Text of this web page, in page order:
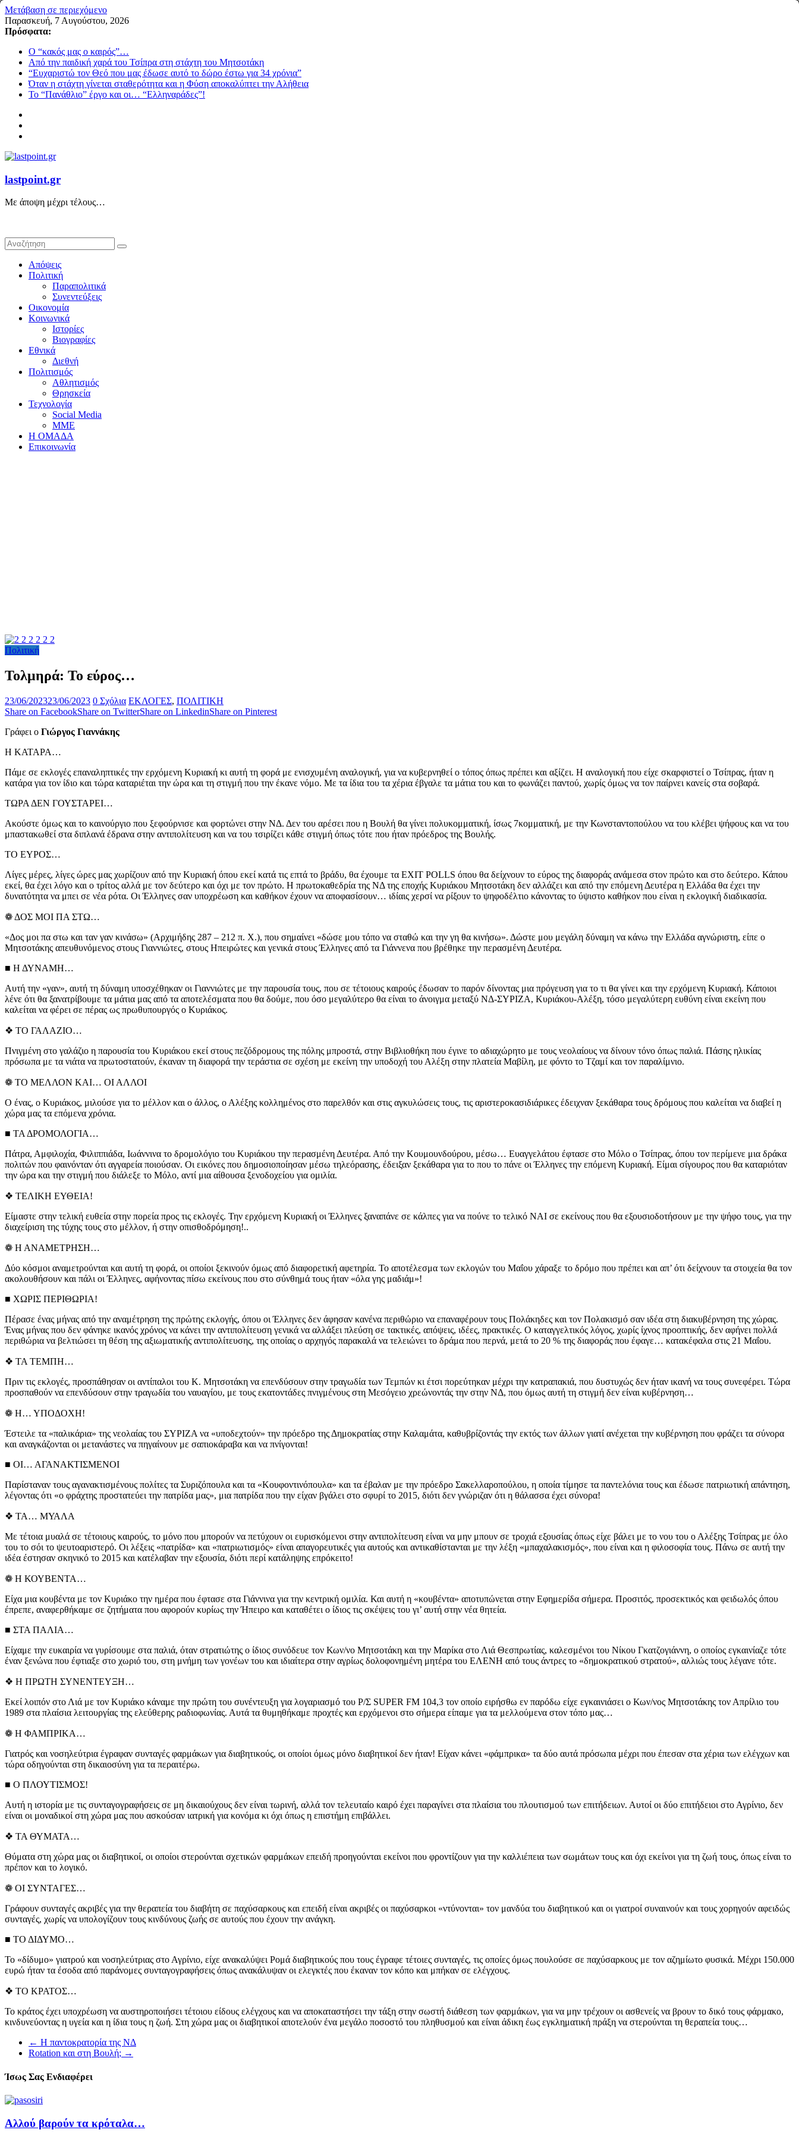
Μετάβαση σε περιεχόμενο
Παρασκευή, 7 Αυγούστου, 2026
Πρόσφατα:
Ο “κακός μας ο καιρός”…
Από την παιδική χαρά του Τσίπρα στη στάχτη του Μητσοτάκη
“Ευχαριστώ τον Θεό που μας έδωσε αυτό το δώρο έστω για 34 χρόνια”
Όταν η στάχτη γίνεται σταθερότητα και η Φύση αποκαλύπτει την Αλήθεια
Το “Πανάθλιο” έργο και οι… “Ελληναράδες”!
lastpoint.gr
Με άποψη μέχρι τέλους…
Απόψεις
Πολιτική
Παραπολιτικά
Συνεντεύξεις
Οικονομία
Κοινωνικά
Ιστορίες
Βιογραφίες
Εθνικά
Διεθνή
Πολιτισμός
Αθλητισμός
Θρησκεία
Τεχνολογία
Social Media
ΜΜΕ
Η ΟΜΑΔΑ
Επικοινωνία
Πολιτική
Τολμηρά: Το εύρος…
23/06/202323/06/2023 0 Σχόλια ΕΚΛΟΓΕΣ, ΠΟΛΙΤΙΚΗ
Share on FacebookShare on TwitterShare on LinkedinShare on Pinterest
Γράφει ο Γιώργος Γιαννάκης
Η ΚΑΤΑΡΑ…
Πάμε σε εκλογές επαναληπτικές την ερχόμενη Κυριακή κι αυτή τη φορά με ενισχυμένη αναλογική, για να κυβερνηθεί ο τόπος όπως πρέπει και αξίζει. Η αναλογική που είχε σκαρφιστεί ο Τσίπρας, ήταν η
κατάρα για τον ίδιο και τώρα καταριέται την ώρα και τη στιγμή που την έκανε νόμο. Με τα ίδια του τα χέρια έβγαλε τα μάτια του και το φωνάζει παντού, χωρίς όμως να τον παίρνει κανείς στα σοβαρά.
ΤΩΡΑ ΔΕΝ ΓΟΥΣΤΑΡΕΙ…
Ακούστε όμως και το καινούργιο που ξεφούρνισε και φορτώνει στην ΝΔ. Δεν του αρέσει που η Βουλή θα γίνει πολυκομματική, ίσως 7κομματική, με την Κωνσταντοπούλου να του κλέβει ψήφους και να του
μπαστακωθεί στα διπλανά έδρανα στην αντιπολίτευση και να του τσιρίζει κάθε στιγμή όπως τότε που ήταν πρόεδρος της Βουλής.
ΤΟ ΕΥΡΟΣ…
Λίγες μέρες, λίγες ώρες μας χωρίζουν από την Κυριακή όπου εκεί κατά τις επτά το βράδυ, θα έχουμε τα EXIT POLLS όπου θα δείχνουν το εύρος της διαφοράς ανάμεσα στον πρώτο και στο δεύτερο. Κάπου
εκεί, θα έχει λόγο και ο τρίτος αλλά με τον δεύτερο και όχι με τον πρώτο. Η πρωτοκαθεδρία της ΝΔ της εποχής Κυριάκου Μητσοτάκη δεν αλλάζει και από την επόμενη Δευτέρα η Ελλάδα θα έχει την
δυνατότητα να μπει σε νέα ρότα. Οι Έλληνες σαν υποχρέωση και καθήκον έχουν να αποφασίσουν… ιδίαις χερσί να ρίξουν το ψηφοδέλτιο κάνοντας το ύψιστο καθήκον που είναι η εκλογική διαδικασία.
❁ ΔΟΣ ΜΟΙ ΠΑ ΣΤΩ…
«Δος μοι πα στω και ταν γαν κινάσω» (Αρχιμήδης 287 – 212 π. Χ.), που σημαίνει «δώσε μου τόπο να σταθώ και την γη θα κινήσω». Δώστε μου μεγάλη δύναμη να κάνω την Ελλάδα αγνώριστη, είπε ο
Μητσοτάκης απευθυνόμενος στους Γιαννιώτες, στους Ηπειρώτες και γενικά στους Έλληνες από τα Γιάννενα που βρέθηκε την περασμένη Δευτέρα.
■ Η ΔΥΝΑΜΗ…
Αυτή την «γαν», αυτή τη δύναμη υποσχέθηκαν οι Γιαννιώτες με την παρουσία τους, που σε τέτοιους καιρούς έδωσαν το παρόν δίνοντας μια πρόγευση για το τι θα γίνει και την ερχόμενη Κυριακή. Κάποιοι
λένε ότι θα ξανατρίβουμε τα μάτια μας από τα αποτελέσματα που θα δούμε, που όσο μεγαλύτερο θα είναι το άνοιγμα μεταξύ ΝΔ-ΣΥΡΙΖΑ, Κυριάκου-Αλέξη, τόσο μεγαλύτερη ευθύνη είναι εκείνη που
καλείται να φέρει σε πέρας ως πρωθυπουργός ο Κυριάκος.
❖ ΤΟ ΓΑΛΑΖΙΟ…
Πνιγμένη στο γαλάζιο η παρουσία του Κυριάκου εκεί στους πεζόδρομους της πόλης μπροστά, στην Βιβλιοθήκη που έγινε το αδιαχώρητο με τους νεολαίους να δίνουν τόνο όπως παλιά. Πάσης ηλικίας
πρόσωπα με τα νιάτα να πρωτοστατούν, έκαναν τη διαφορά την τεράστια σε σχέση με εκείνη την υποδοχή του Αλέξη στην πλατεία Μαβίλη, με φόντο το Τζαμί και τον παραλίμνιο.
❁ ΤΟ ΜΕΛΛΟΝ ΚΑΙ… ΟΙ ΑΛΛΟΙ
Ο ένας, ο Κυριάκος, μιλούσε για το μέλλον και ο άλλος, ο Αλέξης κολλημένος στο παρελθόν και στις αγκυλώσεις τους, τις αριστεροκασιδιάρικες έδειχναν ξεκάθαρα τους δρόμους που καλείται να διαβεί η
χώρα μας τα επόμενα χρόνια.
■ ΤΑ ΔΡΟΜΟΛΟΓΙΑ…
Πάτρα, Αμφιλοχία, Φιλιππιάδα, Ιωάννινα το δρομολόγιο του Κυριάκου την περασμένη Δευτέρα. Από την Κουμουνδούρου, μέσω… Ευαγγελάτου έφτασε στο Μόλο ο Τσίπρας, όπου τον περίμενε μια δράκα
πολιτών που φαινόνταν ότι αγγαρεία ποιούσαν. Οι εικόνες που δημοσιοποίησαν μέσω τηλεόρασης, έδειξαν ξεκάθαρα για το που το πάνε οι Έλληνες την επόμενη Κυριακή. Είμαι σίγουρος που θα καταριόταν
την ώρα και την στιγμή που διάλεξε το Μόλο, αντί μια αίθουσα ξενοδοχείου για ομιλία.
❖ ΤΕΛΙΚΗ ΕΥΘΕΙΑ!
Είμαστε στην τελική ευθεία στην πορεία προς τις εκλογές. Την ερχόμενη Κυριακή οι Έλληνες ξαναπάνε σε κάλπες για να πούνε το τελικό ΝΑΙ σε εκείνους που θα εξουσιοδοτήσουν με την ψήφο τους, για την
διαχείριση της τύχης τους στο μέλλον, ή στην οπισθοδρόμηση!..
❁ Η ΑΝΑΜΕΤΡΗΣΗ…
Δύο κόσμοι αναμετρούνται και αυτή τη φορά, οι οποίοι ξεκινούν όμως από διαφορετική αφετηρία. Το αποτέλεσμα των εκλογών του Μαΐου χάραξε το δρόμο που πρέπει και απ’ ότι δείχνουν τα στοιχεία θα τον
ακολουθήσουν και πάλι οι Έλληνες, αφήνοντας πίσω εκείνους που στο σύνθημά τους ήταν «όλα γης μαδιάμ»!
■ ΧΩΡΙΣ ΠΕΡΙΘΩΡΙΑ!
Πέρασε ένας μήνας από την αναμέτρηση της πρώτης εκλογής, όπου οι Έλληνες δεν άφησαν κανένα περιθώριο να επαναφέρουν τους Πολάκηδες και τον Πολακισμό σαν ιδέα στη διακυβέρνηση της χώρας.
Ένας μήνας που δεν φάνηκε ικανός χρόνος να κάνει την αντιπολίτευση γενικά να αλλάξει πλεύση σε τακτικές, απόψεις, ιδέες, πρακτικές. Ο καταγγελτικός λόγος, χωρίς ίχνος προοπτικής, δεν αφήνει πολλά
περιθώρια να βελτιώσει τη θέση της αξιωματικής αντιπολίτευσης, της οποίας ο αρχηγός παρακαλά να τελειώνει το δράμα που περνά, μετά το 20 % της διαφοράς που έφαγε… κατακέφαλα στις 21 Μαΐου.
❖ ΤΑ ΤΕΜΠΗ…
Πριν τις εκλογές, προσπάθησαν οι αντίπαλοι του Κ. Μητσοτάκη να επενδύσουν στην τραγωδία των Τεμπών κι έτσι πορεύτηκαν μέχρι την κατραπακιά, που δυστυχώς δεν ήταν ικανή να τους συνεφέρει. Τώρα
προσπαθούν να επενδύσουν στην τραγωδία του ναυαγίου, με τους εκατοντάδες πνιγμένους στη Μεσόγειο χρεώνοντάς την στην ΝΔ, που όμως αυτή τη στιγμή δεν είναι κυβέρνηση…
❁ Η… ΥΠΟΔΟΧΗ!
Έστειλε τα «παλικάρια» της νεολαίας του ΣΥΡΙΖΑ να «υποδεχτούν» την πρόεδρο της Δημοκρατίας στην Καλαμάτα, καθυβρίζοντάς την εκτός των άλλων γιατί ανέχεται την κυβέρνηση που φράζει τα σύνορα
και αναγκάζονται οι μετανάστες να πηγαίνουν με σαπιοκάραβα και να πνίγονται!
■ ΟΙ… ΑΓΑΝΑΚΤΙΣΜΕΝΟΙ
Παρίσταναν τους αγανακτισμένους πολίτες τα Συριζόπουλα και τα «Κουφοντινόπουλα» και τα έβαλαν με την πρόεδρο Σακελλαροπούλου, η οποία τίμησε τα παντελόνια τους και έδωσε πατριωτική απάντηση,
λέγοντας ότι «ο φράχτης προστατεύει την πατρίδα μας», μια πατρίδα που την είχαν βγάλει στο σφυρί το 2015, διότι δεν γνώριζαν ότι η θάλασσα έχει σύνορα!
❖ ΤΑ… ΜΥΑΛΑ
Με τέτοια μυαλά σε τέτοιους καιρούς, το μόνο που μπορούν να πετύχουν οι ευρισκόμενοι στην αντιπολίτευση είναι να μην μπουν σε τροχιά εξουσίας όπως είχε βάλει με το νου του ο Αλέξης Τσίπρας με όλο
του το σόι το ψευτοαριστερό. Οι λέξεις «πατρίδα» και «πατριωτισμός» είναι απαγορευτικές για αυτούς και αντικαθίστανται με την λέξη «μπαχαλακισμός», που είναι και η φιλοσοφία τους. Πάνω σε αυτή την
ιδέα έστησαν σκηνικό το 2015 και κατέλαβαν την εξουσία, διότι περί κατάληψης επρόκειτο!
❁ Η ΚΟΥΒΕΝΤΑ…
Είχα μια κουβέντα με τον Κυριάκο την ημέρα που έφτασε στα Γιάννινα για την κεντρική ομιλία. Και αυτή η «κουβέντα» αποτυπώνεται στην Εφημερίδα σήμερα. Προσιτός, προσεκτικός και φειδωλός όπου
έπρεπε, αναφερθήκαμε σε ζητήματα που αφορούν κυρίως την Ήπειρο και καταθέτει ο ίδιος τις σκέψεις του γι’ αυτή στην νέα θητεία.
■ ΣΤΑ ΠΑΛΙΑ…
Είχαμε την ευκαιρία να γυρίσουμε στα παλιά, όταν στρατιώτης ο ίδιος συνόδευε τον Κων/νο Μητσοτάκη και την Μαρίκα στο Λιά Θεσπρωτίας, καλεσμένοι του Νίκου Γκατζογιάννη, ο οποίος εγκαινίαζε τότε
έναν ξενώνα που έφτιαξε στο χωριό του, στη μνήμη των γονέων του και ιδιαίτερα στην αγρίως δολοφονημένη μητέρα του ΕΛΕΝΗ από τους άντρες το «δημοκρατικού στρατού», αλλιώς τους λέγανε τότε.
❖ Η ΠΡΩΤΗ ΣΥΝΕΝΤΕΥΞΗ…
Εκεί λοιπόν στο Λιά με τον Κυριάκο κάναμε την πρώτη του συνέντευξη για λογαριασμό του Ρ/Σ SUPER FM 104,3 τον οποίο ειρήσθω εν παρόδω είχε εγκαινιάσει ο Κων/νος Μητσοτάκης τον Απρίλιο του
1989 στα πλαίσια λειτουργίας της ελεύθερης ραδιοφωνίας. Αυτά τα θυμηθήκαμε προχτές και ερχόμενοι στο σήμερα είπαμε για τα μελλούμενα στον τόπο μας…
❁ Η ΦΑΜΠΡΙΚΑ…
Γιατρός και νοσηλεύτρια έγραφαν συνταγές φαρμάκων για διαβητικούς, οι οποίοι όμως μόνο διαβητικοί δεν ήταν! Είχαν κάνει «φάμπρικα» τα δύο αυτά πρόσωπα μέχρι που έπεσαν στα χέρια των ελέγχων και
τώρα οδηγούνται στη δικαιοσύνη για τα περαιτέρω.
■ Ο ΠΛΟΥΤΙΣΜΟΣ!
Αυτή η ιστορία με τις συνταγογραφήσεις σε μη δικαιούχους δεν είναι τωρινή, αλλά τον τελευταίο καιρό έχει παραγίνει στα πλαίσια του πλουτισμού των επιτήδειων. Αυτοί οι δύο επιτήδειοι στο Αγρίνιο, δεν
είναι οι μοναδικοί στη χώρα μας που ασκούσαν ιατρική για κονόμα κι όχι όπως η επιστήμη επιβάλλει.
❖ ΤΑ ΘΥΜΑΤΑ…
Θύματα στη χώρα μας οι διαβητικοί, οι οποίοι στερούνται σχετικών φαρμάκων επειδή προηγούνται εκείνοι που φροντίζουν για την καλλιέπεια των σωμάτων τους και όχι εκείνοι για τη ζωή τους, όπως είναι το
πρέπον και το λογικό.
❁ ΟΙ ΣΥΝΤΑΓΕΣ…
Γράφουν συνταγές ακριβές για την θεραπεία του διαβήτη σε παχύσαρκους και επειδή είναι ακριβές οι παχύσαρκοι «ντύνονται» τον μανδύα του διαβητικού και οι γιατροί συναινούν και τους χορηγούν αφειδώς
συνταγές, χωρίς να υπολογίζουν τους κινδύνους ζωής σε αυτούς που έχουν την ανάγκη.
■ ΤΟ ΔΙΔΥΜΟ…
Το «δίδυμο» γιατρού και νοσηλεύτριας στο Αγρίνιο, είχε ανακαλύψει Ρομά διαβητικούς που τους έγραφε τέτοιες συνταγές, τις οποίες όμως πουλούσε σε παχύσαρκους με τον αζημίωτο φυσικά. Μέχρι 150.000
ευρώ ήταν τα έσοδα από παράνομες συνταγογραφήσεις όπως ανακάλυψαν οι ελεγκτές που έκαναν τον κόπο και μπήκαν σε ελέγχους.
❖ ΤΟ ΚΡΑΤΟΣ…
Το κράτος έχει υποχρέωση να αυστηροποιήσει τέτοιου είδους ελέγχους και να αποκαταστήσει την τάξη στην σωστή διάθεση των φαρμάκων, για να μην τρέχουν οι ασθενείς να βρουν το δικό τους φάρμακο,
κινδυνεύοντας η υγεία και η ίδια τους η ζωή. Στη χώρα μας οι διαβητικοί αποτελούν ένα μεγάλο ποσοστό του πληθυσμού και είναι άδικη έως εγκληματική πράξη να στερούνται τη θεραπεία τους…
← Η παντοκρατορία της ΝΔ
Rotation και στη Βουλή; →
Ίσως Σας Ενδιαφέρει
Αλλού βαρούν τα κρόταλα…